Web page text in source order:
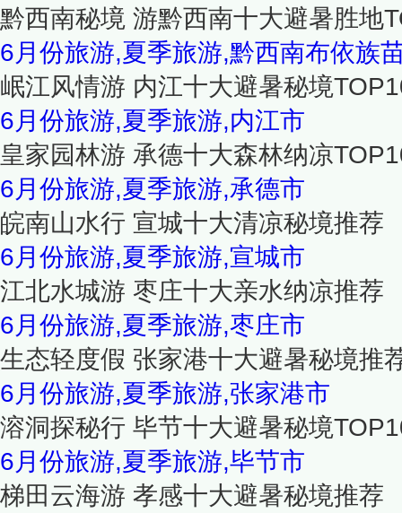
黔西南秘境 游黔西南十大避暑胜地
6月份旅游,夏季旅游,黔西南布依族
岷江风情游 内江十大避暑秘境
6月份旅游,夏季旅游,内江市
皇家园林游 承德十大森林纳凉
6月份旅游,夏季旅游,承德市
皖南山水行 宣城十大清凉秘境推荐
6月份旅游,夏季旅游,宣城市
江北水城游 枣庄十大亲水纳凉推荐
6月份旅游,夏季旅游,枣庄市
生态轻度假 张家港十大避暑秘境推
6月份旅游,夏季旅游,张家港市
溶洞探秘行 毕节十大避暑秘境
6月份旅游,夏季旅游,毕节市
梯田云海游 孝感十大避暑秘境推荐